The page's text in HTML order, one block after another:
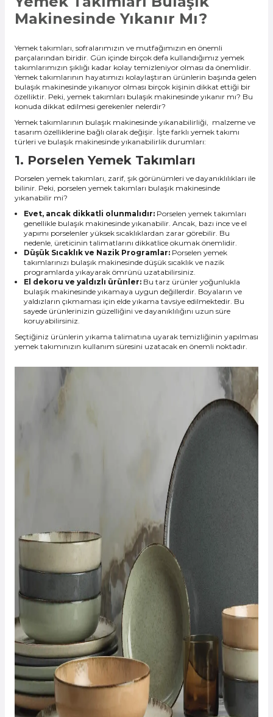
Makinesinde Yıkanır Mı?
Yemek takımları, sofralarımızın ve mutfağımızın en önemli
parçalarından biridir. Gün içinde birçok defa kullandığımız yemek
takımlarımızın şıklığı kadar kolay temizleniyor olması da önemlidir.
Yemek takımlarının hayatımızı kolaylaştıran ürünlerin başında gelen
bulaşık makinesinde yıkanıyor olması birçok kişinin dikkat ettiği bir
özelliktir. Peki, yemek takımları bulaşık makinesinde yıkanır mı? Bu
konuda dikkat edilmesi gerekenler nelerdir?
Yemek takımlarının bulaşık makinesinde yıkanabilirliği, malzeme ve
tasarım özelliklerine bağlı olarak değişir. İşte farklı yemek takımı
türleri ve bulaşık makinesinde yıkanabilirlik durumları:
1. Porselen Yemek Takımları
Porselen yemek takımları, zarif, şık görünümleri ve dayanıklılıkları ile
bilinir. Peki, porselen yemek takımları bulaşık makinesinde
yıkanabilir mi?
Evet, ancak dikkatli olunmalıdır: Porselen yemek takımları
genellikle bulaşık makinesinde yıkanabilir. Ancak, bazı ince ve el
yapımı porselenler yüksek sıcaklıklardan zarar görebilir. Bu
nedenle, üreticinin talimatlarını dikkatlice okumak önemlidir.
Düşük Sıcaklık ve Nazik Programlar: Porselen yemek
takımlarınızı bulaşık makinesinde düşük sıcaklık ve nazik
programlarda yıkayarak ömrünü uzatabilirsiniz.
El dekoru ve yaldızlı ürünler: Bu tarz ürünler yoğunlukla
bulaşık makinesinde yıkamaya uygun değillerdir. Boyaların ve
yaldızların çıkmaması için elde yıkama tavsiye edilmektedir. Bu
sayede ürünlerinizin güzelliğini ve dayanıklılığını uzun süre
koruyabilirsiniz.
Seçtiğiniz ürünlerin yıkama talimatına uyarak temizliğinin yapılması
yemek takımınızın kullanım süresini uzatacak en önemli noktadır.